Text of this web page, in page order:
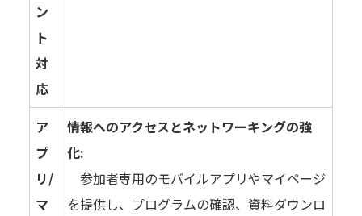
ン
ト
対
応
ア
プ
リ/
マ
情報へのアクセスとネットワーキングの強
化:
参加者専用のモバイルアプリやマイページ
を提供し、プログラムの確認、資料ダウンロ